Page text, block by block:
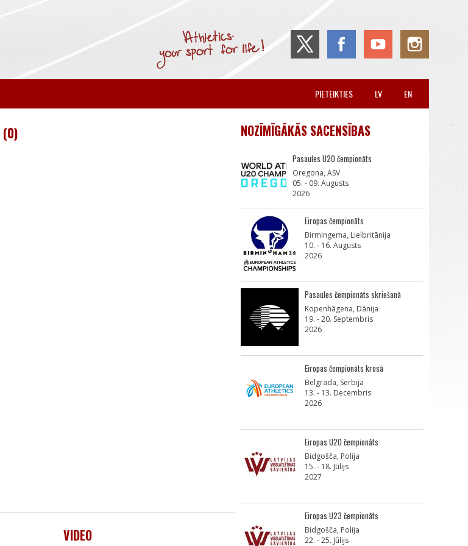
EN
LV
PIETEIKTIES
(0)
VIDEO
NOZĪMĪGĀKĀS SACENSĪBAS
Pasaules U20 čempionāts
Oregona, ASV
05. - 09. Augusts
2026
Eiropas čempionāts
Birmingema, Lielbritānija
10. - 16. Augusts
2026
Pasaules čempionāts skriešanā
Kopenhāgena, Dānija
19. - 20. Septembris
2026
Eiropas čempionāts krosā
Belgrada, Serbija
13. - 13. Decembris
2026
Eiropas U20 čempionāts
Bidgošča, Polija
15. - 18. Jūlijs
2027
Eiropas U23 čempionāts
Bidgošča, Polija
22. - 25. Jūlijs